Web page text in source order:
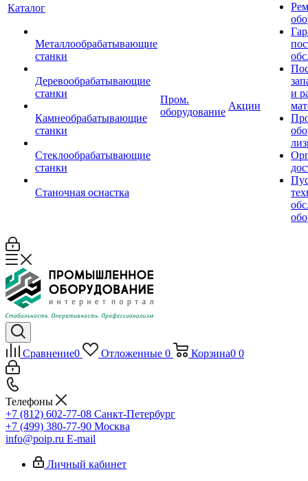
Каталог
Металлообрабатывающие
станки
Деревообрабатывающие
станки
Камнеобрабатывающие
станки
Стеклообрабатывающие
станки
Станочная оснастка
Пром.
оборудование
Акции
и
Сравнение0 Отложенные 0 Корзина0 0
Телефоны
+7 (812) 602-77-08 Санкт-Петербург
+7 (499) 380-77-90 Москва
info@poip.ru E-mail
Личный кабинет